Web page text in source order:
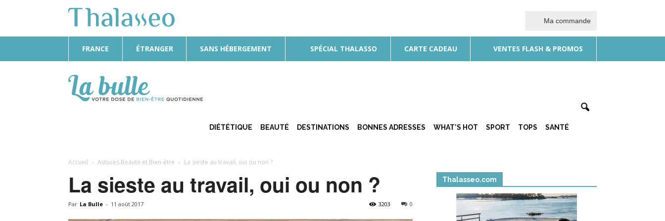
Ma commande
FRANCE ÉTRANGER SANS HÉBERGEMENT SPÉCIAL THALASSO CARTE CADEAU VENTES FLASH & PROMOS
Bulle
DIÉTÉTIQUE BEAUTÉ DESTINATIONS BONNES ADRESSES WHAT’S HOT SPORT TOPS SANTÉ
Accueil Astuces Beauté et Bien-être La sieste au travail, oui ou non ?
La sieste au travail, oui ou non ?
Par La Bulle - 11 août 2017 0
3203
Thalasseo.com